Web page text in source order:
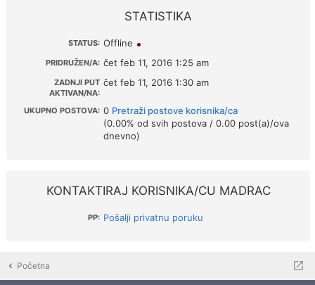
STATISTIKA
STATUS: Offline
PRIDRUŽEN/A: čet feb 11, 2016 1:25 am
ZADNJI PUT
AKTIVAN/NA:
čet feb 11, 2016 1:30 am
UKUPNO POSTOVA: 0 Pretraži postove korisnika/ca
(0.00% od svih postova / 0.00 post(a)/ova
dnevno)
KONTAKTIRAJ KORISNIKA/CU MADRAC
PP: Pošalji privatnu poruku
Početna